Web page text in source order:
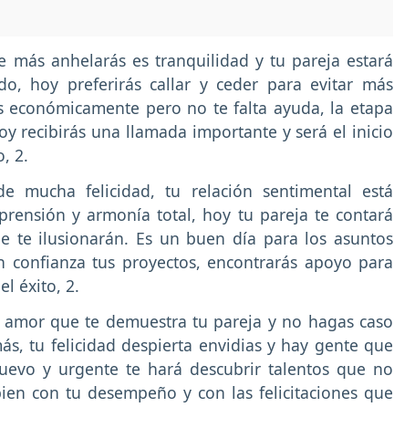
más anhelarás es tranquilidad y tu pareja estará
hoy preferirás callar y ceder para evitar más
económicamente pero no te falta ayuda, la etapa
recibirás una llamada importante y será el inicio
2.
mucha felicidad, tu relación sentimental está
y armonía total, hoy tu pareja te contará
te ilusionarán. Es un buen día para los asuntos
confianza tus proyectos, encontrarás apoyo para
éxito, 2.
que te demuestra tu pareja y no hagas caso
tu felicidad despierta envidias y hay gente que
y urgente te hará descubrir talentos que no
con tu desempeño y con las felicitaciones que